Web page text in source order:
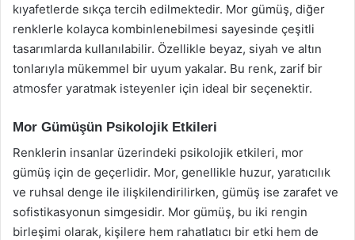
kıyafetlerde sıkça tercih edilmektedir. Mor gümüş, diğer
renklerle kolayca kombinlenebilmesi sayesinde çeşitli
tasarımlarda kullanılabilir. Özellikle beyaz, siyah ve altın
tonlarıyla mükemmel bir uyum yakalar. Bu renk, zarif bir
atmosfer yaratmak isteyenler için ideal bir seçenektir.
Mor Gümüşün Psikolojik Etkileri
Renklerin insanlar üzerindeki psikolojik etkileri, mor
gümüş için de geçerlidir. Mor, genellikle huzur, yaratıcılık
ve ruhsal denge ile ilişkilendirilirken, gümüş ise zarafet ve
sofistikasyonun simgesidir. Mor gümüş, bu iki rengin
birleşimi olarak, kişilere hem rahatlatıcı bir etki hem de